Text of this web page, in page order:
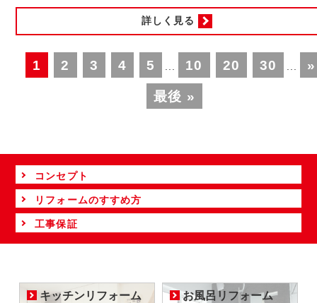
詳しく見る
1 2 3 4 5 10 20 30 »
最後 »
コンセプト
リフォームのすすめ方
工事保証
キッチンリフォーム お風呂リフォーム